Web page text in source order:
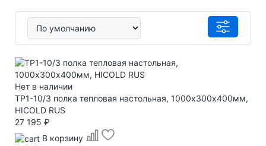
Нет в наличии
TP1-10/3 полка тепловая настольная, 1000х300х400мм,
HICOLD RUS
27 195 ₽
В корзину